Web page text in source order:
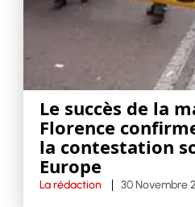
Le succès de la
Florence
la contestation
Europe
La rédaction 30 Novembre